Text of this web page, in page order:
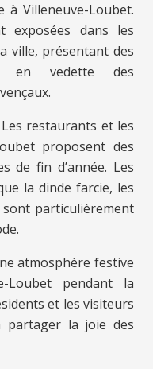
à Villeneuve-Loubet.
exposées dans les
ville, présentant des
en vedette des
restaurants et les
proposent des
de fin d’année. Les
la dinde farcie, les
particulièrement
atmosphère festive
Loubet pendant la
et les visiteurs
la joie des